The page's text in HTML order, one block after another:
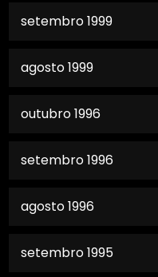
setembro 1999
agosto 1999
outubro 1996
setembro 1996
agosto 1996
setembro 1995